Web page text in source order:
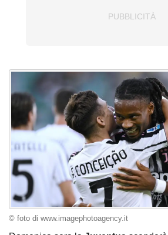
© foto di www.imagephotoagency.it